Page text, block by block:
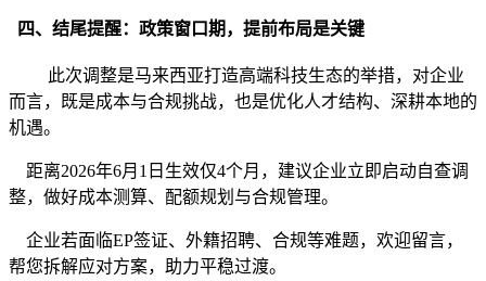
四、结尾提醒：政策窗口期，提前布局是关键
此次调整是马来西亚打造高端科技生态的举措，对企业
而言，既是成本与合规挑战，也是优化人才结构、深耕本地的
机遇。
距离2026年6月1日生效仅4个月，建议企业立即启动自查调
整，做好成本测算、配额规划与合规管理。
企业若面临EP签证、外籍招聘、合规等难题，欢迎留言，
帮您拆解应对方案，助力平稳过渡。